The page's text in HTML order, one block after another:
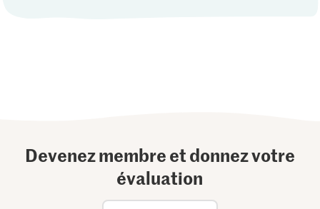
Devenez membre et donnez votre
évaluation